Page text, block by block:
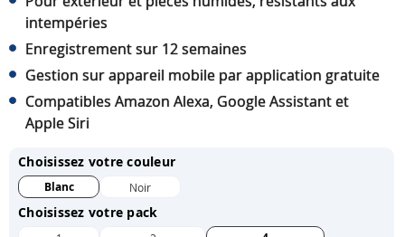
intempéries
Enregistrement sur 12 semaines
Gestion sur appareil mobile par application gratuite
Compatibles Amazon Alexa, Google Assistant et
Apple Siri
Choisissez votre couleur
Blanc Noir
Choisissez votre pack